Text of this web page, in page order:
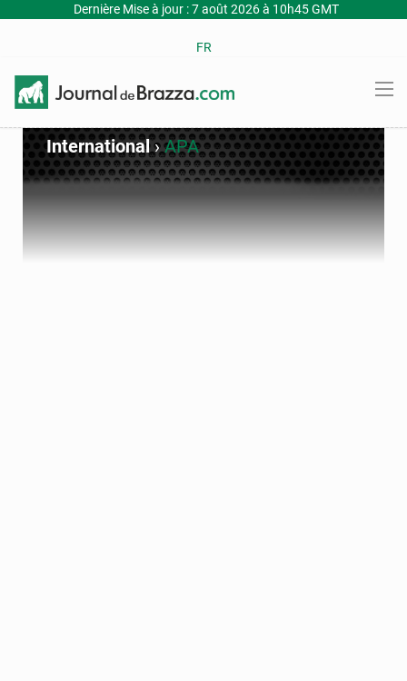
Dernière Mise à jour : 7 août 2026 à 10h45 GMT
FR
International›APA